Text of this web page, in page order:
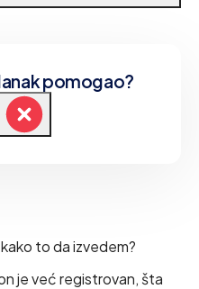
pomogao?
to da izvedem?
je već registrovan, šta